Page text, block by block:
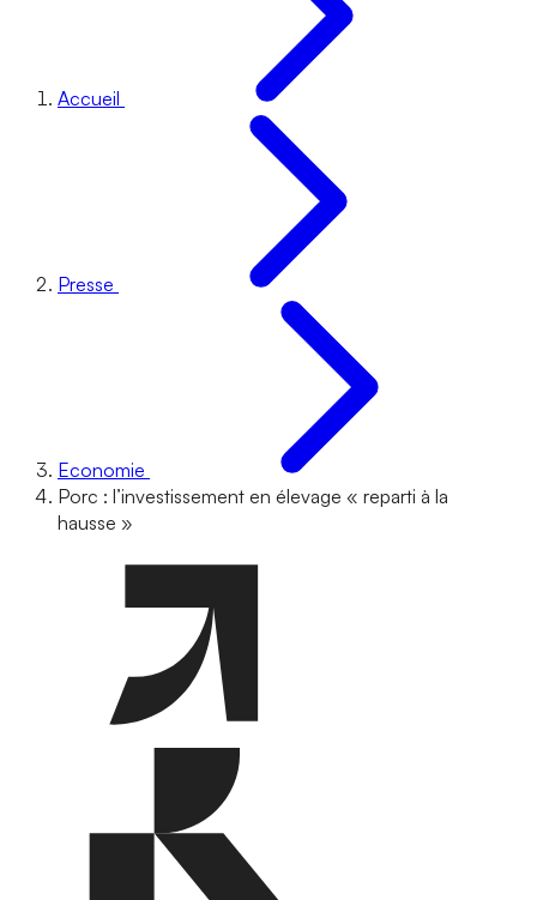
Accueil
Presse
Economie
Porc : l’investissement en élevage « reparti à la
hausse »